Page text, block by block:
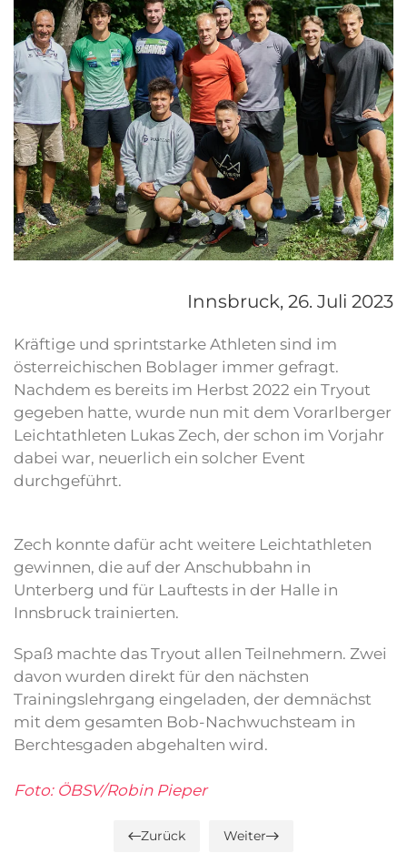
Innsbruck, 26. Juli 2023
Kräftige und sprintstarke Athleten sind im
österreichischen Boblager immer gefragt.
Nachdem es bereits im Herbst 2022 ein Tryout
gegeben hatte, wurde nun mit dem Vorarlberger
Leichtathleten Lukas Zech, der schon im Vorjahr
dabei war, neuerlich ein solcher Event
durchgeführt.
Zech konnte dafür acht weitere Leichtathleten
gewinnen, die auf der Anschubbahn in
Unterberg und für Lauftests in der Halle in
Innsbruck trainierten.
Spaß machte das Tryout allen Teilnehmern. Zwei
davon wurden direkt für den nächsten
Trainingslehrgang eingeladen, der demnächst
mit dem gesamten Bob-Nachwuchsteam in
Berchtesgaden abgehalten wird.
Foto: ÖBSV/Robin Pieper
Zurück Weiter